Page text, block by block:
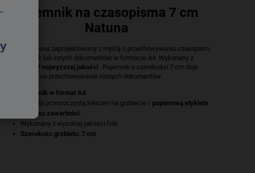
Pojemnik na czasopisma 7 cm
Natuna
Pojemnik Natuna zaprojektowany z myślą o przechowywaniu czasopism,
gazet, ksiązek lub innych dokumentów w formacie A4. Wykonany z
trwalego PCV najwyzszej jakości
. Pojemnik o szerokości 7 cm daje
duzo miejsca na przechowywanie róznych dokumentów.
Pojemnik w format A4
Posiada przezroczystą kieszen na grzbiecie i papierową etykiete
do opisu zawartości
Wykonany z wysokiej jakości folii.
Szerokośc grzbietu: 7 cm